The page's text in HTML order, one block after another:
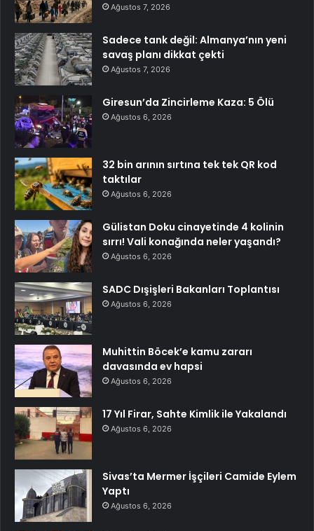
Ağustos 7, 2026
Sadece tank değil: Almanya’nın yeni
savaş planı dikkat çekti
Ağustos 7, 2026
Giresun’da Zincirleme Kaza: 5 Ölü
Ağustos 6, 2026
32 bin arının sırtına tek tek QR kod
taktılar
Ağustos 6, 2026
Gülistan Doku cinayetinde 4 kolinin
sırrı! Vali konağında neler yaşandı?
Ağustos 6, 2026
SADC Dışişleri Bakanları Toplantısı
Ağustos 6, 2026
Muhittin Böcek’e kamu zararı
davasında ev hapsi
Ağustos 6, 2026
17 Yıl Firar, Sahte Kimlik ile Yakalandı
Ağustos 6, 2026
Sivas’ta Mermer İşçileri Camide Eylem
Yaptı
Ağustos 6, 2026